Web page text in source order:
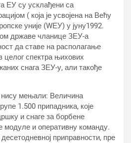
ЕУ су усклађени са
( која је усвојена на Већу
уније (WЕУ) у јуну1992.
државе чланице ЗЕУ-а
да ставе на располагање
целог спектра њихових
снага ЗЕУ-у, али такође
нису мењали: Величина
1.500 припадника, које
и снаге за борбене
модуле и оперативну команду.
приправности, пре